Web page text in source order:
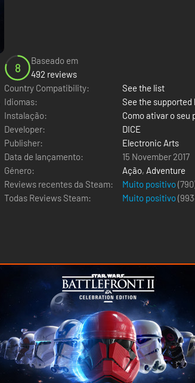
8
Baseado em
492 reviews
Country Compatibility:
See the list
Idiomas:
See the supported
Instalação:
Como ativar o seu
Developer:
DICE
Publisher:
Electronic Arts
Data de lançamento:
15 November 2017
Género:
Ação, Adventure
Reviews recentes da Steam:
Muito positivo
Todas Reviews Steam:
Muito positivo(